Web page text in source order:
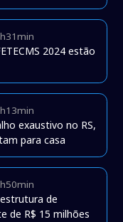
2024 estão
exaustivo no RS,
para casa
de
de R$ 15 milhões